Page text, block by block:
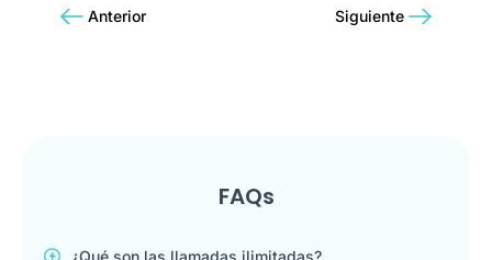
Anterior Siguiente
FAQs
¿Qué son las llamadas ilimitadas?